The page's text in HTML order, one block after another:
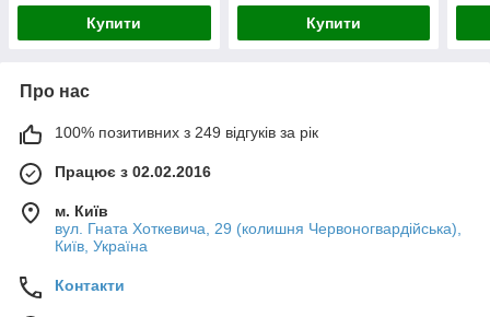
Купити Купити
Про нас
100% позитивних з 249 відгуків за рік
Працює з 02.02.2016
м. Київ
вул. Гната Хоткевича, 29 (колишня Червоногвардійська),
Київ, Україна
Контакти